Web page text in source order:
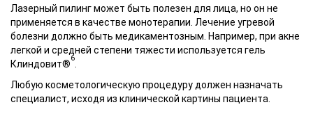
Лазерный пилинг может быть полезен для лица, но он не
применяется в качестве монотерапии. Лечение угревой
болезни должно быть медикаментозным. Например, при акне
легкой и средней степени тяжести используется гель
Клиндовит®
6
.
Любую косметологическую процедуру должен назначать
специалист, исходя из клинической картины пациента.